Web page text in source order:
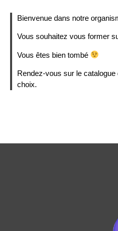
Bienvenue dans notre
Vous souhaitez vous former
Vous êtes bien tombé
Rendez-vous sur le
choix.